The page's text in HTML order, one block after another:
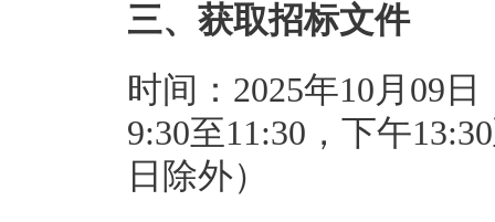
三、获取招标文件
时间：2025年10月09
9:30至11:30，下午
日除外）